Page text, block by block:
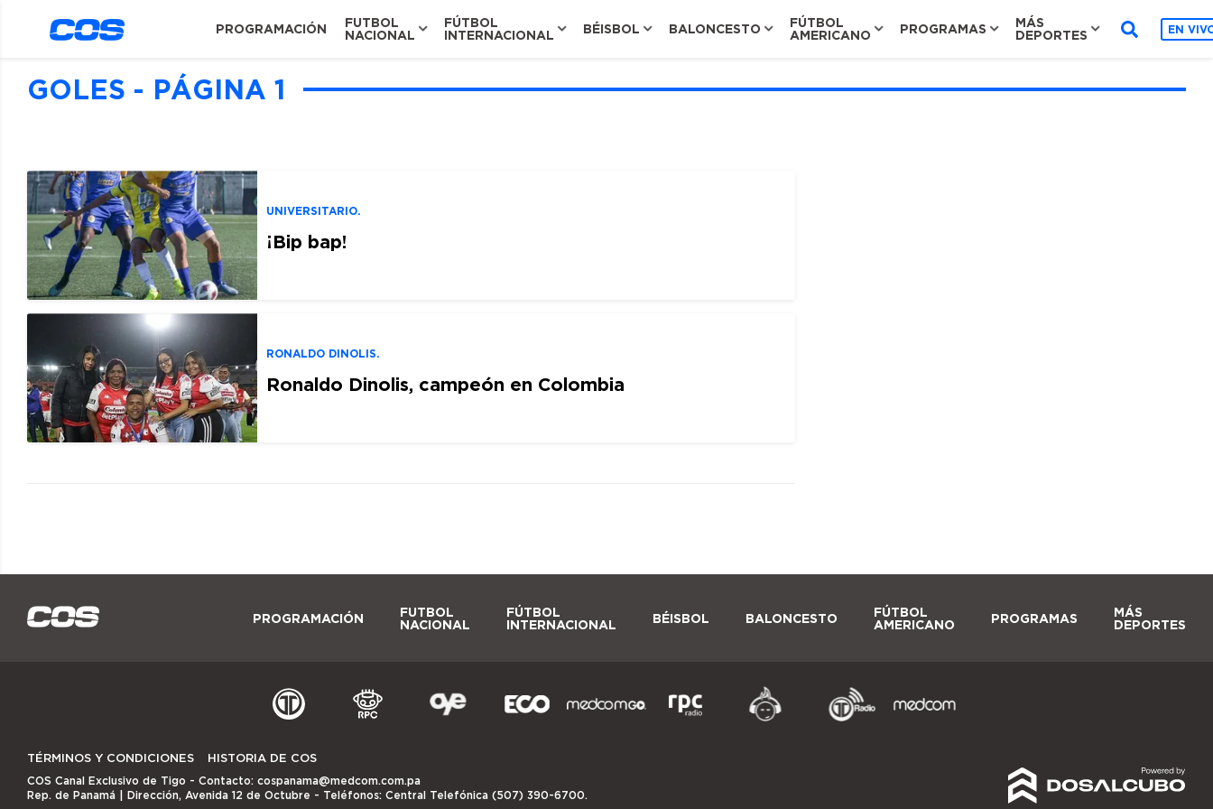
PROGRAMACIÓN
FUTBOL
NACIONAL
FÚTBOL
INTERNACIONAL
BÉISBOL BALONCESTO
FÚTBOL
AMERICANO
PROGRAMAS
MÁS
DEPORTES
EN
GOLES - PÁGINA 1
UNIVERSITARIO.
¡Bip bap!
RONALDO DINOLIS.
Ronaldo Dinolis, campeón en Colombia
PROGRAMACIÓN
FUTBOL
NACIONAL
FÚTBOL
INTERNACIONAL
BÉISBOL BALONCESTO
FÚTBOL
AMERICANO
PROGRAMAS
MÁS
DEPORTES
TÉRMINOS Y CONDICIONES HISTORIA DE COS
COS Canal Exclusivo de Tigo - Contacto: cospanama@medcom.com.pa
Rep. de Panamá | Dirección, Avenida 12 de Octubre - Teléfonos: Central Telefónica (507) 390-6700.